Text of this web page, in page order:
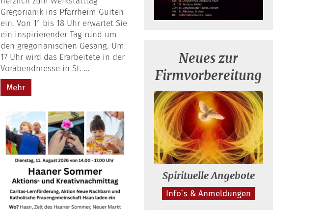
Gregorianik ins Pfarrheim Guiten
ein. Von 11 bis 18 Uhr erwartet Sie
ein inspirierender Tag rund um
den gregorianischen Gesang. Um
17 Uhr wird das Erarbeitete in der
Vorabendmesse in St. ...
Mehr
Neues zur
Firmvorbereitung
Spirituelle Angebote
Info´s & Anmeldungen